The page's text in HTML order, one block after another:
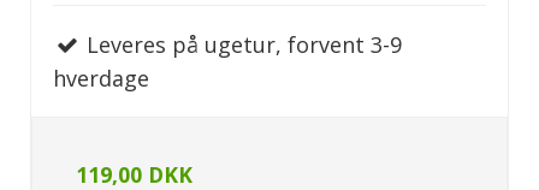
Leveres på ugetur, forvent 3-9
hverdage
119,00 DKK